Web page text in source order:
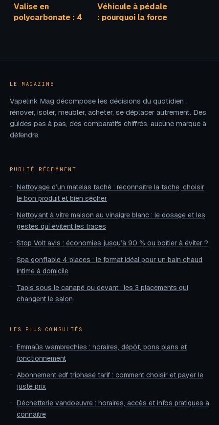
Valise en
polycarbonate : 4
réellement
Véhicule à pédale
: pourquoi la force
LE MAGAZINE
Vapelink Mag décompose les décisions du quotidien :
rénover, isoler, meubler, acheter, se déplacer autrement. Des
guides pas à pas, des comparatifs chiffrés, aucune marque à
défendre.
PUBLIÉ RÉCEMMENT
Nettoyage d’un matelas taché : reconnaître la tache, choisir
le bon produit et bien sécher
Nettoyant à vitre maison au vinaigre blanc : le dosage et les
gestes qui évitent les traces
Stop Volt avis : économies jusqu’à 90 % ou boîtier à éviter ?
Spa gonflable 4 places : le format idéal pour un bain chaud
intime à domicile
Tapis sous le canapé ou devant : les 3 placements qui
changent le salon
LES PLUS CONSULTÉS
Emmaüs wambrechies : horaires, dépôt, bons plans et
fonctionnement
Abonnement edf triphasé tarif : comment choisir et payer le
juste prix
Déchetterie vandoeuvre : horaires, accès et infos pratiques à
connaître